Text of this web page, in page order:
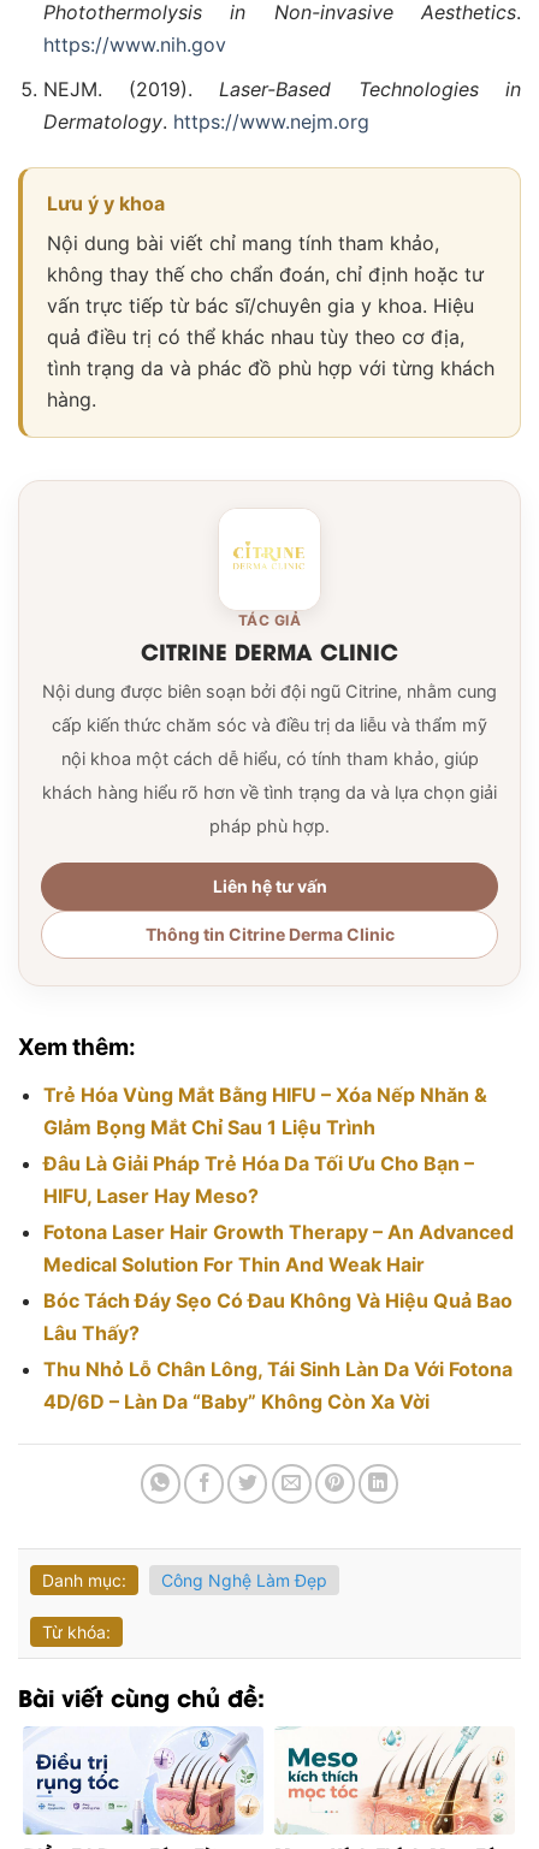
Photothermolysis in Non-invasive Aesthetics.
https://www.nih.gov
NEJM. (2019). Laser-Based Technologies in
Dermatology. https://www.nejm.org
Lưu ý y khoa
Nội dung bài viết chỉ mang tính tham khảo,
không thay thế cho chẩn đoán, chỉ định hoặc tư
vấn trực tiếp từ bác sĩ/chuyên gia y khoa. Hiệu
quả điều trị có thể khác nhau tùy theo cơ địa,
tình trạng da và phác đồ phù hợp với từng khách
hàng.
TÁC GIẢ
CITRINE DERMA CLINIC
Nội dung được biên soạn bởi đội ngũ Citrine, nhằm cung
cấp kiến thức chăm sóc và điều trị da liễu và thẩm mỹ
nội khoa một cách dễ hiểu, có tính tham khảo, giúp
khách hàng hiểu rõ hơn về tình trạng da và lựa chọn giải
pháp phù hợp.
Liên hệ tư vấn
Thông tin Citrine Derma Clinic
Xem thêm:
Trẻ Hóa Vùng Mắt Bằng HIFU – Xóa Nếp Nhăn &
GIảm Bọng Mắt Chỉ Sau 1 Liệu Trình
Đâu Là Giải Pháp Trẻ Hóa Da Tối Ưu Cho Bạn –
HIFU, Laser Hay Meso?
Fotona Laser Hair Growth Therapy – An Advanced
Medical Solution For Thin And Weak Hair
Bóc Tách Đáy Sẹo Có Đau Không Và Hiệu Quả Bao
Lâu Thấy?
Thu Nhỏ Lỗ Chân Lông, Tái Sinh Làn Da Với Fotona
4D/6D – Làn Da “Baby” Không Còn Xa Vời
Danh mục: Công Nghệ Làm Đẹp
Từ khóa:
Bài viết cùng chủ đề: